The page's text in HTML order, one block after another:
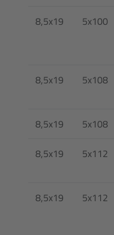
8,5x19 5x100
8,5x19 5x108
8,5x19 5x108
8,5x19 5x112
8,5x19 5x112